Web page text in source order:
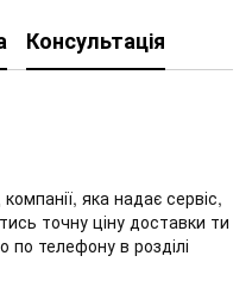
Консультація
яка надає сервіс,
точну ціну доставки ти
телефону в розділі